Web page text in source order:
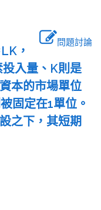
問題討論
，
入量、K則是
本的市場單位
固定在1單位。
之下，其短期